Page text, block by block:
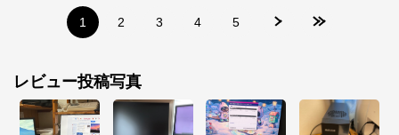
1 2 3 4 5
レビュー投稿写真
Order）パソコンをご提供する、国内生産のパソコン
メーカーです。
当社パソコンには「3年間無償保証（一部製品を除
たします。